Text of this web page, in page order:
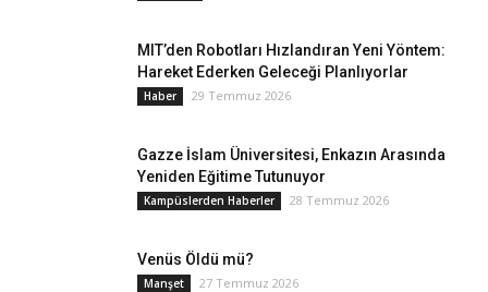
MIT’den Robotları Hızlandıran Yeni Yöntem:
Hareket Ederken Geleceği Planlıyorlar
Haber 29 Temmuz 2026
Gazze İslam Üniversitesi, Enkazın Arasında
Yeniden Eğitime Tutunuyor
Kampüslerden Haberler 28 Temmuz 2026
Venüs Öldü mü?
Manşet 27 Temmuz 2026